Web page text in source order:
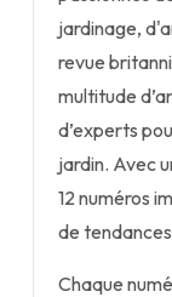
jardinage,
revue
multitude
d’experts
jardin. Avec
12 numéros
de
Chaque